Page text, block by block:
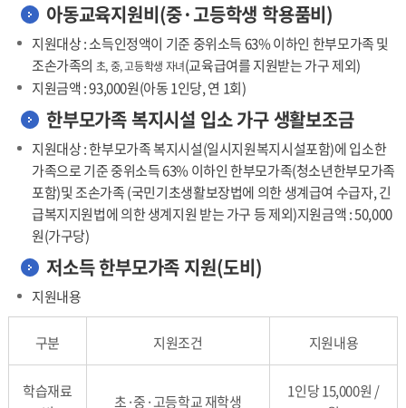
아동교육지원비(중·고등학생 학용품비)
지원대상 : 소득인정액이 기준 중위소득 63% 이하인 한부모가족 및
조손가족의 초, 중, 고등학생 자녀(교육급여를 지원받는 가구 제외)
지원금액 : 93,000원(아동 1인당, 연 1회)
한부모가족 복지시설 입소 가구 생활보조금
지원대상 : 한부모가족 복지시설(일시지원복지시설포함)에 입소한
가족으로 기준 중위소득 63% 이하인 한부모가족(청소년한부모가족
포함)및 조손가족 (국민기초생활보장법에 의한 생계급여 수급자, 긴
급복지지원법에 의한 생계지원 받는 가구 등 제외)지원금액 : 50,000
원(가구당)
저소득 한부모가족 지원(도비)
지원내용
구분 지원조건 지원내용
학습재료
초·중·고등학교 재학생
1인당 15,000원 /